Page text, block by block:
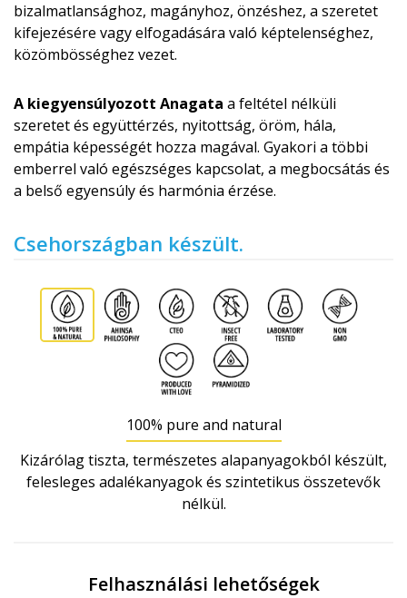
bizalmatlansághoz, magányhoz, önzéshez, a szeretet
kifejezésére vagy elfogadására való képtelenséghez,
közömbösséghez ve­zet.
A kiegyensúlyozott Anagata a feltétel nélküli
szeretet és együttérzés, nyitottság, öröm, hála,
empátia képességét hozza magával. Gyakori a többi
emberrel való egészséges kapcsolat, a megbocsátás és
a belső egyensúly és harmónia érzése.
Csehországban készült.
100% pure and natural
Kizárólag tiszta, természetes alapanyagokból készült,
felesleges adalékanyagok és szintetikus összetevők
nélkül.
Felhasználási lehetőségek